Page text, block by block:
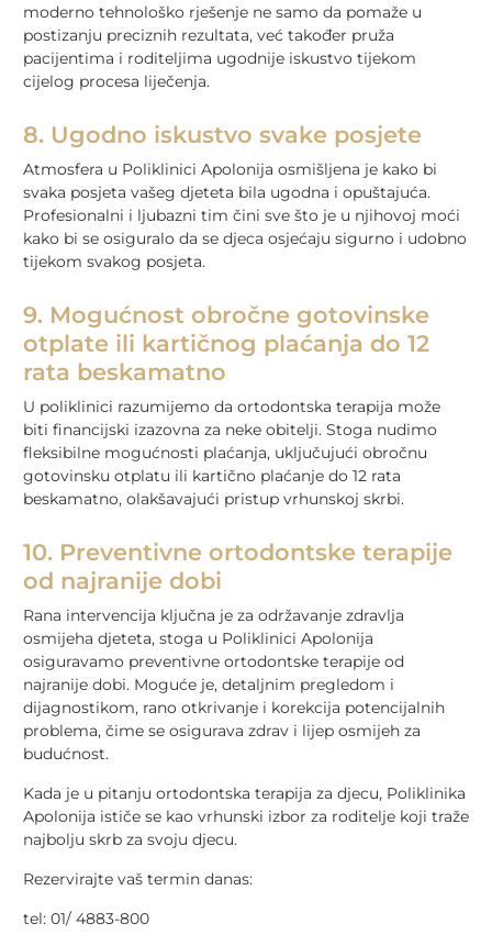
moderno tehnološko rješenje ne samo da pomaže u
postizanju preciznih rezultata, već također pruža
pacijentima i roditeljima ugodnije iskustvo tijekom
cijelog procesa liječenja.
8. Ugodno iskustvo svake posjete
Atmosfera u Poliklinici Apolonija osmišljena je kako bi
svaka posjeta vašeg djeteta bila ugodna i opuštajuća.
Profesionalni i ljubazni tim čini sve što je u njihovoj moći
kako bi se osiguralo da se djeca osjećaju sigurno i udobno
tijekom svakog posjeta.
9. Mogućnost obročne gotovinske
otplate ili kartičnog plaćanja do 12
rata beskamatno
U poliklinici razumijemo da ortodontska terapija može
biti financijski izazovna za neke obitelji. Stoga nudimo
fleksibilne mogućnosti plaćanja, uključujući obročnu
gotovinsku otplatu ili kartično plaćanje do 12 rata
beskamatno, olakšavajući pristup vrhunskoj skrbi.
10. Preventivne ortodontske terapije
od najranije dobi
Rana intervencija ključna je za održavanje zdravlja
osmijeha djeteta, stoga u Poliklinici Apolonija
osiguravamo preventivne ortodontske terapije od
najranije dobi. Moguće je, detaljnim pregledom i
dijagnostikom, rano otkrivanje i korekcija potencijalnih
problema, čime se osigurava zdrav i lijep osmijeh za
budućnost.
Kada je u pitanju ortodontska terapija za djecu, Poliklinika
Apolonija ističe se kao vrhunski izbor za roditelje koji traže
najbolju skrb za svoju djecu.
Rezervirajte vaš termin danas:
tel: 01/ 4883-800